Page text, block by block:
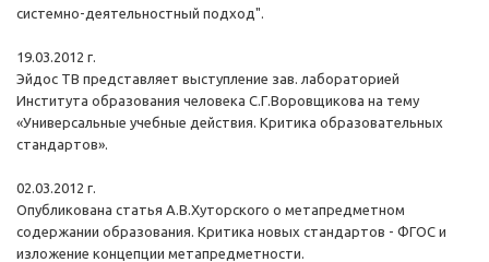
системно-деятельностный подход".
19.03.2012 г.
Эйдос ТВ представляет выступление зав. лабораторией
Института образования человека С.Г.Воровщикова на тему
«Универсальные учебные действия. Критика образовательных
стандартов».
02.03.2012 г.
Опубликована статья А.В.Хуторского о метапредметном
содержании образования. Критика новых стандартов - ФГОС и
изложение концепции метапредметности.